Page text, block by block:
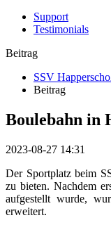
Support
Testimonials
Beitrag
SSV
Beitrag
Boulebahn in
2023-08-27 14:31
Der Sportplatz beim
zu bieten. Nachdem
aufgestellt wurde,
erweitert.